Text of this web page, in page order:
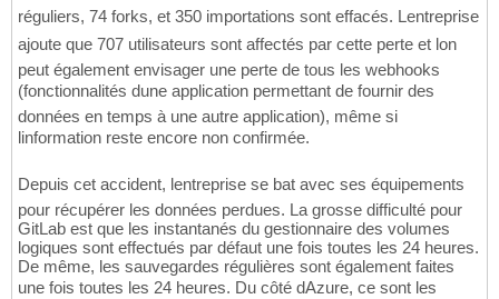
réguliers, 74 forks, et 350 importations sont effacés. Lentreprise
ajoute que 707 utilisateurs sont affectés par cette perte et lon
peut également envisager une perte de tous les webhooks
(fonctionnalités dune application permettant de fournir des
données en temps à une autre application), même si
linformation reste encore non confirmée.
Depuis cet accident, lentreprise se bat avec ses équipements
pour récupérer les données perdues. La grosse difficulté pour
GitLab est que les instantanés du gestionnaire des volumes
logiques sont effectués par défaut une fois toutes les 24 heures.
De même, les sauvegardes régulières sont également faites
une fois toutes les 24 heures. Du côté dAzure, ce sont les